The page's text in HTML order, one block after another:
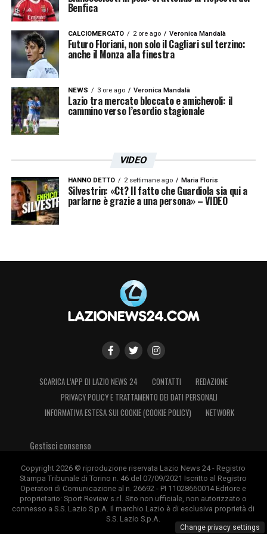
LA PLAYLIST DELLE NOSTRE TOP NEWS
Benfica
CALCIOMERCATO 2 ore ago Veronica Mandalà
Futuro Floriani, non solo il Cagliari sul terzino:
anche il Monza alla finestra
NEWS 3 ore ago Veronica Mandalà
Lazio tra mercato bloccato e amichevoli: il
cammino verso l’esordio stagionale
VIDEO
HANNO DETTO 2 settimane ago Maria Floris
Silvestrin: «Ct? Il fatto che Guardiola sia qui a
parlarne è grazie a una persona» – VIDEO
SCARICA L’APP DI LAZIO NEWS 24 CONTATTI
REDAZIONE
PRIVACY POLICY E TRATTAMENTO DEI DATI PERSONALI
INFORMATIVA ESTESA SUI COOKIE (COOKIE POLICY)
NETWORK
Gestisci consenso
Copyright 2026 © riproduzione riservata Lazio News 24 - Registro
Stampa Tribunale di Torino n. 46 del 07/09/2021 Iscritto al Registro
Operatori di Comunicazione al n. 26692 - PI 11028660014 Editore e
proprietario: Sport Review s.r.l. Sito non ufficiale, non autorizzato o
connesso a S.S. Lazio S.p.A. Il marchio Lazio è di esclusiva proprietà di
S.S. Lazio S.p.A.
Change privacy settings